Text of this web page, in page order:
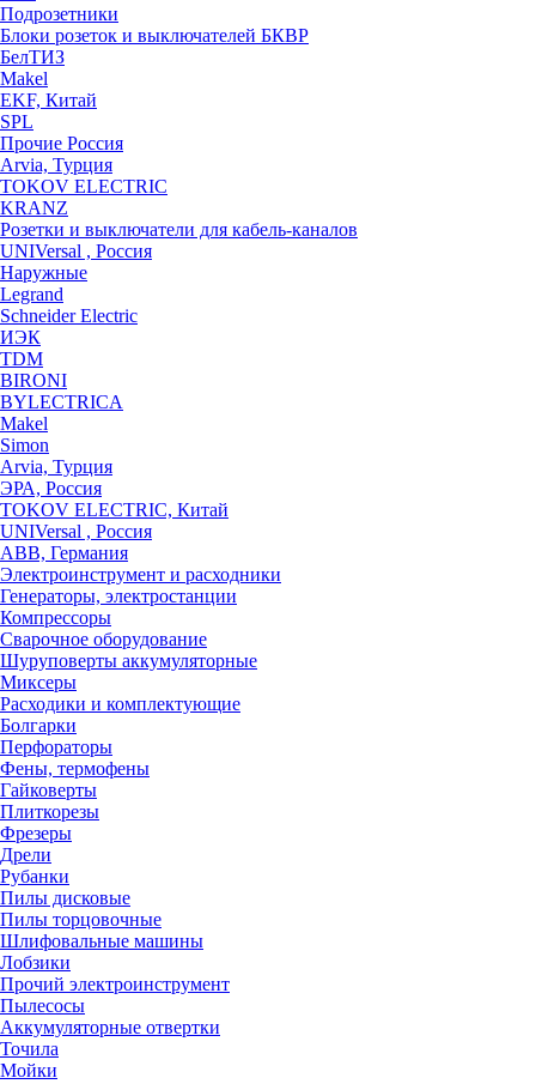
Подрозетники
Блоки розеток и выключателей БКВР
БелТИЗ
Makel
EKF, Китай
SPL
Прочие Россия
Arvia, Турция
TOKOV ELECTRIC
KRANZ
Розетки и выключатели для кабель-каналов
UNIVersal , Россия
Наружные
Legrand
Schneider Electric
ИЭК
TDM
BIRONI
BYLECTRICA
Makel
Simon
Arvia, Турция
ЭРА, Россия
TOKOV ELECTRIC, Китай
UNIVersal , Россия
ABB, Германия
Электроинструмент и расходники
Генераторы, электростанции
Компрессоры
Сварочное оборудование
Шуруповерты аккумуляторные
Миксеры
Расходики и комплектующие
Болгарки
Перфораторы
Фены, термофены
Гайковерты
Плиткорезы
Фрезеры
Дрели
Рубанки
Пилы дисковые
Пилы торцовочные
Шлифовальные машины
Лобзики
Прочий электроинструмент
Пылесосы
Аккумуляторные отвертки
Точила
Мойки